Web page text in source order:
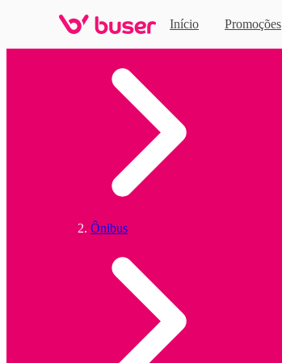
Início Promoções
Ônibus